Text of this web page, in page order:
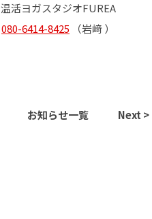
温活ヨガスタジオFUREA
080-6414-8425 （岩﨑 ）
お知らせ一覧 Next >